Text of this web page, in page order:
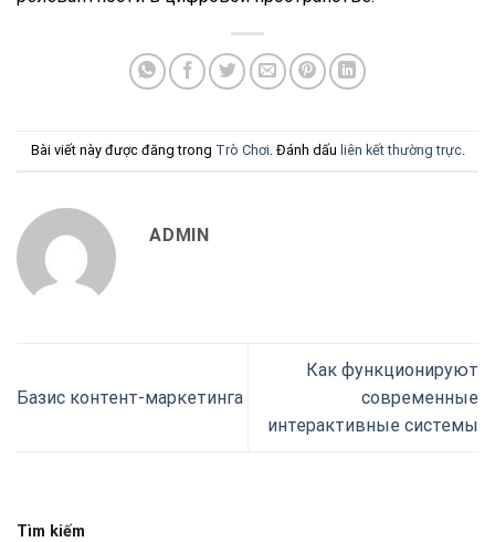
Bài viết này được đăng trong Trò Chơi . Đánh dấu liên kết thường trực.
ADMIN
Базис контент-маркетинга
Как функционируют
современные
интерактивные системы
Tìm kiếm